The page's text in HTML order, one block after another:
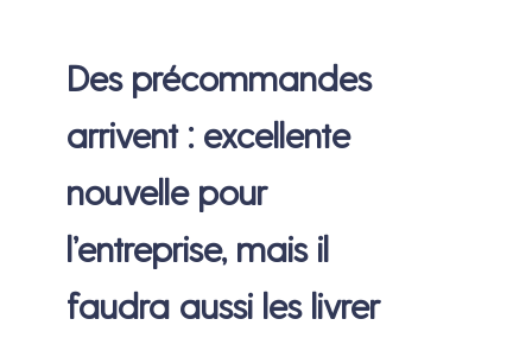
Des précommandes
arrivent : excellente
nouvelle pour
l’entreprise, mais il
faudra aussi les livrer